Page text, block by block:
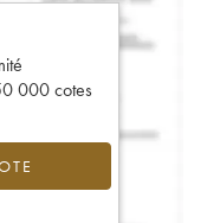
000 cotes